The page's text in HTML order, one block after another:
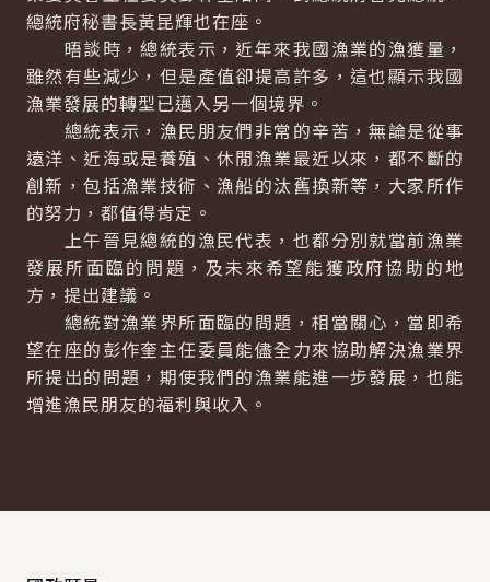
總統府秘書長黃昆輝也在座。
晤談時，總統表示，近年來我國漁業的漁獲量，
雖然有些減少，但是產值卻提高許多，這也顯示我國
漁業發展的轉型已邁入另一個境界。
總統表示，漁民朋友們非常的辛苦，無論是從事
遠洋、近海或是養殖、休閒漁業最近以來，都不斷的
創新，包括漁業技術、漁船的汰舊換新等，大家所作
的努力，都值得肯定。
上午晉見總統的漁民代表，也都分別就當前漁業
發展所面臨的問題，及未來希望能獲政府協助的地
方，提出建議。
總統對漁業界所面臨的問題，相當關心，當即希
望在座的彭作奎主任委員能儘全力來協助解決漁業界
所提出的問題，期使我們的漁業能進一步發展，也能
增進漁民朋友的福利與收入。